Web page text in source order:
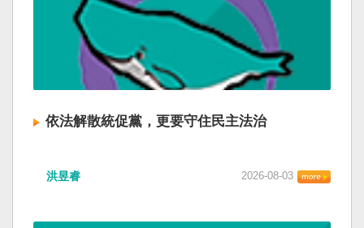
依法解散統促黨，更要守住民主法治
洪昱睿 2026-08-03